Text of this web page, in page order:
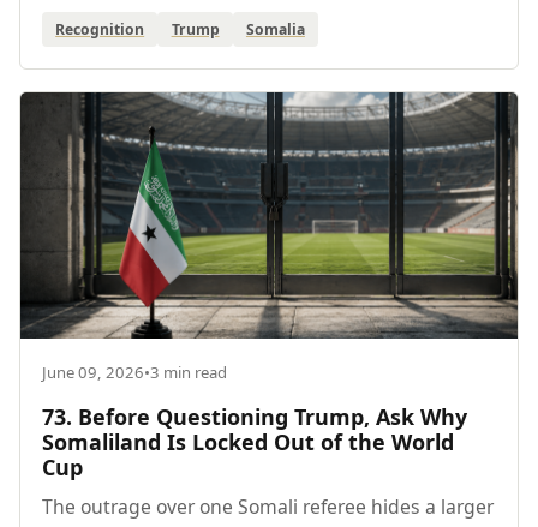
Recognition Trump Somalia
June 09, 2026•3 min read
73. Before Questioning Trump, Ask Why
Somaliland Is Locked Out of the World
Cup
The outrage over one Somali referee hides a larger